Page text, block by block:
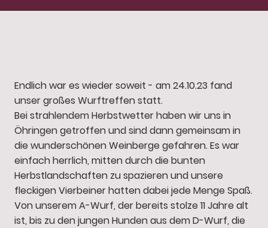
Endlich war es wieder soweit - am 24.10.23 fand
unser großes Wurftreffen statt.
Bei strahlendem Herbstwetter haben wir uns in
Öhringen getroffen und sind dann gemeinsam in
die wunderschönen Weinberge gefahren. Es war
einfach herrlich, mitten durch die bunten
Herbstlandschaften zu spazieren und unsere
fleckigen Vierbeiner hatten dabei jede Menge Spaß.
Von unserem A-Wurf, der bereits stolze 11 Jahre alt
ist, bis zu den jungen Hunden aus dem D-Wurf, die